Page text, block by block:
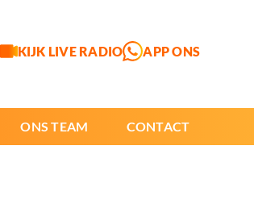
KIJK LIVE RADIO APP ONS
ONS TEAM CONTACT